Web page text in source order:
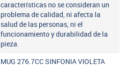
características no se consideran un
problema de calidad, ni afecta la
salud de las personas, ni el
funcionamiento y durabilidad de la
pieza.
MUG 276.7CC SINFONIA VIOLETA